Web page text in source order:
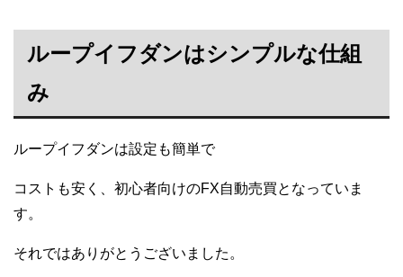
ループイフダンはシンプルな仕組
み
ループイフダンは設定も簡単で
コストも安く、初心者向けのFX自動売買となっていま
す。
それではありがとうございました。